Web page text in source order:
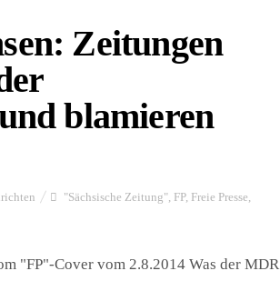
Zeitungen
blamieren
"Sächsische Zeitung", FP, Freie Presse,
"FP"-Cover vom 2.8.2014 Was der MDR